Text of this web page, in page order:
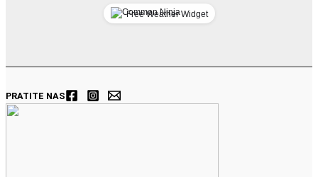
Free Weather Widget
PRATITE NAS